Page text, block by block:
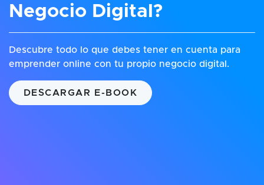
Negocio Digital?
Descubre todo lo que debes tener en cuenta para
emprender online con tu propio negocio digital.
DESCARGAR E-BOOK